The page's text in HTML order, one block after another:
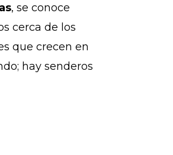
, se conoce
cerca de los
que crecen en
hay senderos